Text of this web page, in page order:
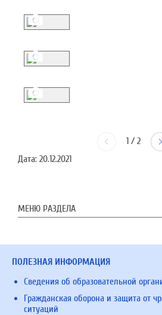
1 / 2
Дата: 20.12.2021
МЕНЮ РАЗДЕЛА
ПОЛЕЗНАЯ ИНФОРМАЦИЯ
Сведения об образовательной
Гражданская оборона и защита от
ситуаций